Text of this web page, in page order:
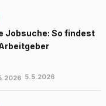
Jobsuche: So findest
5.5.2026